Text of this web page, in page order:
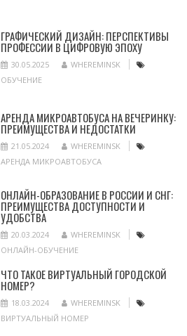
ГРАФИЧЕСКИЙ ДИЗАЙН: ПЕРСПЕКТИВЫ
ПРОФЕССИИ В ЦИФРОВУЮ ЭПОХУ
30.05.2025
WHEREMINSK
ОБУЧЕНИЕ
АРЕНДА МИКРОАВТОБУСА НА ВЕЧЕРИНКУ:
ПРЕИМУЩЕСТВА И НЕДОСТАТКИ
21.05.2024
WHEREMINSK
АРЕНДА МИКРОАВТОБУСА
ОНЛАЙН-ОБРАЗОВАНИЕ В РОССИИ И СНГ:
ПРЕИМУЩЕСТВА ДОСТУПНОСТИ И
УДОБСТВА
20.03.2024
WHEREMINSK
ОНЛАЙН-ОБУЧЕНИЕ
ЧТО ТАКОЕ ВИРТУАЛЬНЫЙ ГОРОДСКОЙ
НОМЕР?
18.03.2024
WHEREMINSK
ВИРТУАЛЬНЫЙ НОМЕР